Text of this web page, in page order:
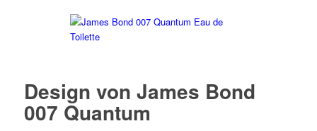
Design von James Bond
007 Quantum